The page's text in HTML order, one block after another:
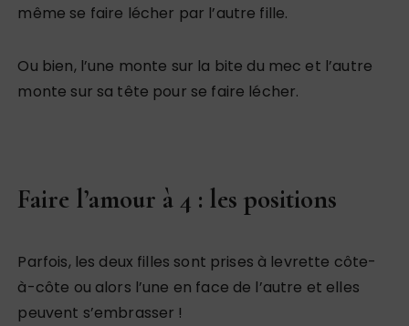
même se faire lécher par l’autre fille.
Ou bien, l’une monte sur la bite du mec et l’autre
monte sur sa tête pour se faire lécher.
Faire l’amour à 4 : les positions
Parfois, les deux filles sont prises à levrette côte-
à-côte ou alors l’une en face de l’autre et elles
peuvent s’embrasser !